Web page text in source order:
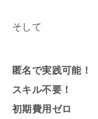
そして
匿名で実践可能！
スキル不要！
初期費用ゼロ